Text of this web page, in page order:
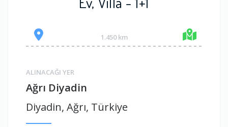
1.450 km
ALINACAĞI YER
Ağrı Diyadin
Diyadin, Ağrı, Türkiye